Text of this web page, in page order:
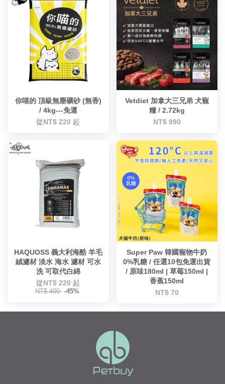
你喵的 頂級無塵礦砂 (無香)
/ 4kg---免運
從NT$ 220 起
Vetdiet 加拿大三兄弟 犬寵
糧 / 2.72kg
NT$ 990
HAQUOSS 義大利海酷 羊毛
絨濾材 淡水 海水 濾材 可水
洗 可取代白綿
從NT$ 220 起
NT$ 400 -45%
Super Paw 韓國寵物牛奶
0%乳糖 / 任選10包免運出貨
/ 原味180ml | 草莓150ml |
香蕉150ml
NT$ 70